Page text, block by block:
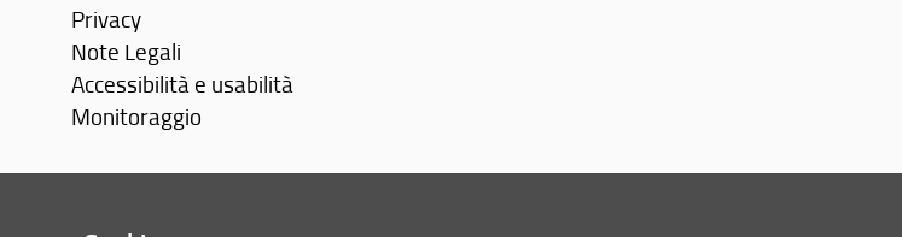
Privacy
Note Legali
Accessibilità e usabilità
Monitoraggio
Area personale